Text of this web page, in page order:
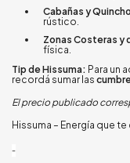
Cabañas y
rústico.
Zonas Costeras y
física.
Tip de Hissuma: Para un
recordá sumar las
El precio publicado
Hissuma – Energía que
-